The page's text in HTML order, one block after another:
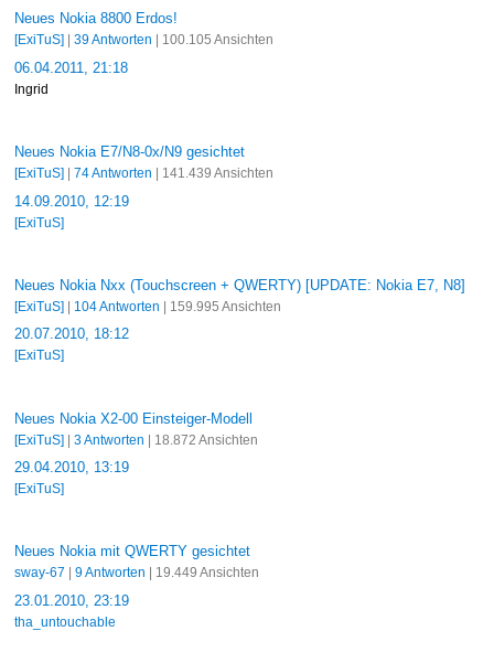
Neues Nokia 8800 Erdos!
[ExiTuS] 39 Antworten | 100.105 Ansichten
06.04.2011, 21:18
Ingrid
Neues Nokia E7/N8-0x/N9 gesichtet
[ExiTuS] 74 Antworten | 141.439 Ansichten
14.09.2010, 12:19
[ExiTuS]
Neues Nokia Nxx (Touchscreen + QWERTY) [UPDATE: Nokia E7, N8]
[ExiTuS] 104 Antworten | 159.995 Ansichten
20.07.2010, 18:12
[ExiTuS]
Neues Nokia X2-00 Einsteiger-Modell
[ExiTuS] 3 Antworten | 18.872 Ansichten
29.04.2010, 13:19
[ExiTuS]
Neues Nokia mit QWERTY gesichtet
sway-67 9 Antworten | 19.449 Ansichten
23.01.2010, 23:19
tha_untouchable